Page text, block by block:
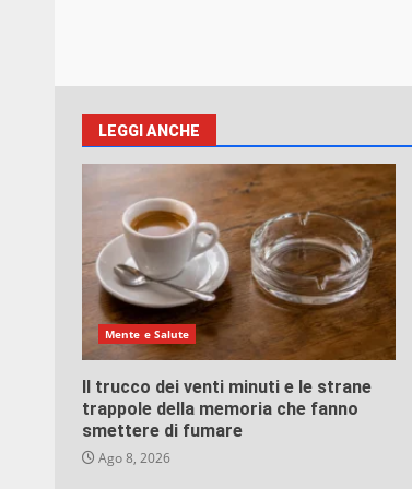
LEGGI ANCHE
Mente e Salute
Il trucco dei venti minuti e le strane
trappole della memoria che fanno
smettere di fumare
Ago 8, 2026